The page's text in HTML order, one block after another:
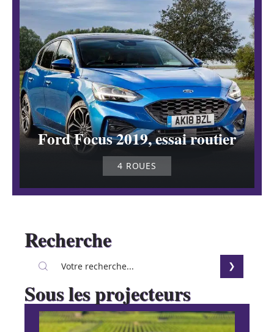
Ford Focus 2019, essai routier
4 ROUES
Recherche
Sous les projecteurs